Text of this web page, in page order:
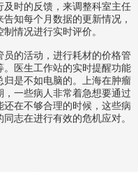
时的反馈，来调整科室主任
知每个月数据的更新情况，
情况进行实时评价。
的活动，进行耗材的价格管
医生工作站的实时提醒功能
是不如电脑的。上海在肿瘤
一些病人非常着急想要通过
还在不够合理的时候，这些病
志在进行有效的危机应对。